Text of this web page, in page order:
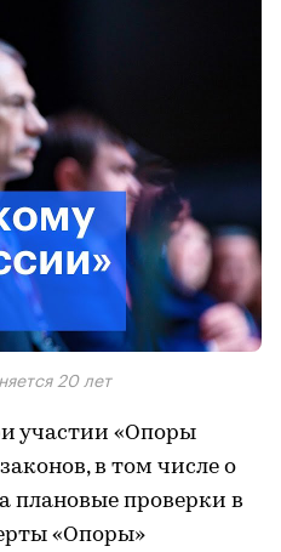
20 лет
участии «Опоры
в том числе о
плановые проверки в
«Опоры»